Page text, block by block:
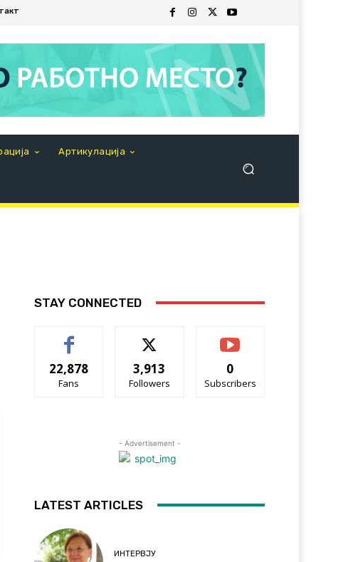
Артикулација
STAY CONNECTED
22,878
Fans
3,913
Followers
0
Subscribers
- Advertisement -
LATEST ARTICLES
ИНТЕРВЈУ